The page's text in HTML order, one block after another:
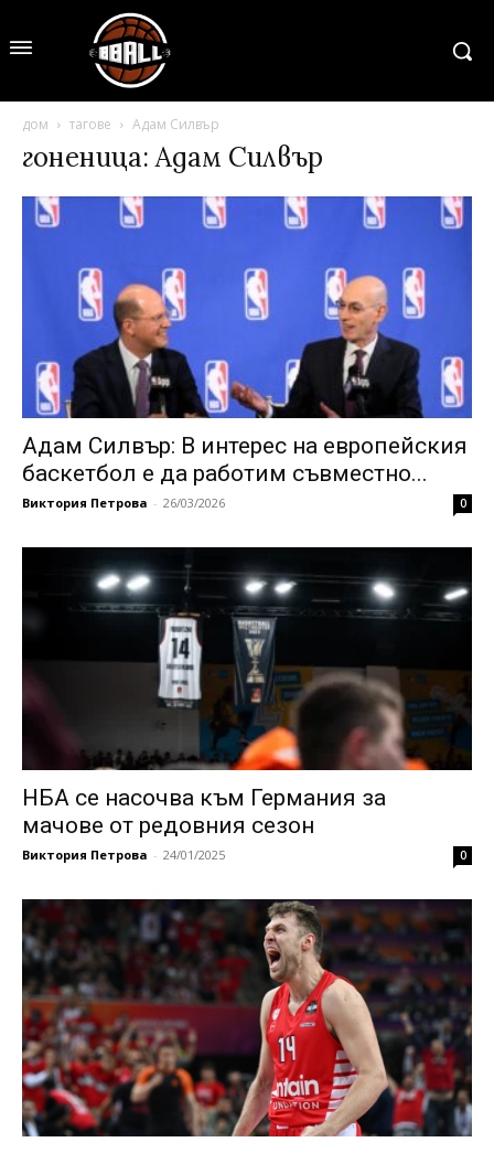
дом тагове Адам Силвър
гоненица: Адам Силвър
Адам Силвър: В интерес на европейския
баскетбол е да работим съвместно...
Виктория Петрова - 26/03/2026 0
НБА се насочва към Германия за
мачове от редовния сезон
Виктория Петрова - 24/01/2025 0